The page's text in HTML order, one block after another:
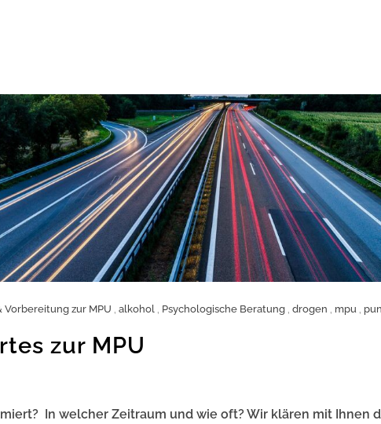
Vorbereitung zur MPU alkohol Psychologische Beratung drogen mpu
zur MPU
In welcher Zeitraum und wie oft? Wir klären mit Ihnen